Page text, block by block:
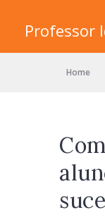
Professor
Home